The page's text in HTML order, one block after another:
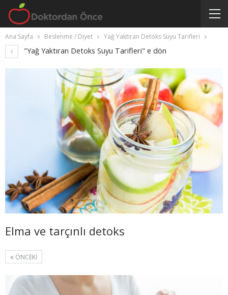
Ana Sayfa Beslenme / Diyet Yağ Yaktıran Detoks Suyu Tarifleri
"Yağ Yaktıran Detoks Suyu Tarifleri" e dön
Elma ve tarçınlı detoks
ÖNCEKI